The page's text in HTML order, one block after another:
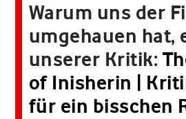
Warum uns der
umgehauen hat,
unserer Kritik:
of Inisherin |
für ein bisschen